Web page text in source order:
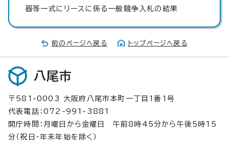
器等一式にリースに係る一般競争入札の結果
前のページへ戻る トップページへ戻る
八尾市
〒581-0003 大阪府八尾市本町一丁目1番1号
代表電話：072-991-3881
開庁時間：月曜日から金曜日 午前8時45分から午後5時15
分（祝日・年末年始を除く）